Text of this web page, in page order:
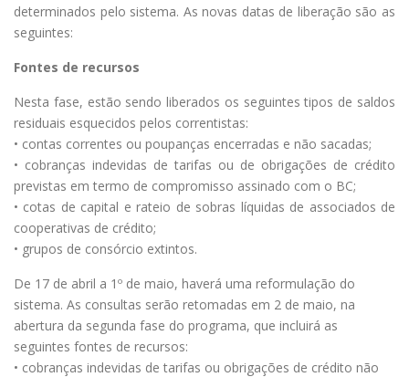
determinados pelo sistema. As novas datas de liberação são as
seguintes:
Fontes de recursos
Nesta fase, estão sendo liberados os seguintes tipos de saldos
residuais esquecidos pelos correntistas:
• contas correntes ou poupanças encerradas e não sacadas;
• cobranças indevidas de tarifas ou de obrigações de crédito
previstas em termo de compromisso assinado com o BC;
• cotas de capital e rateio de sobras líquidas de associados de
cooperativas de crédito;
• grupos de consórcio extintos.
De 17 de abril a 1º de maio, haverá uma reformulação do
sistema. As consultas serão retomadas em 2 de maio, na
abertura da segunda fase do programa, que incluirá as
seguintes fontes de recursos:
• cobranças indevidas de tarifas ou obrigações de crédito não